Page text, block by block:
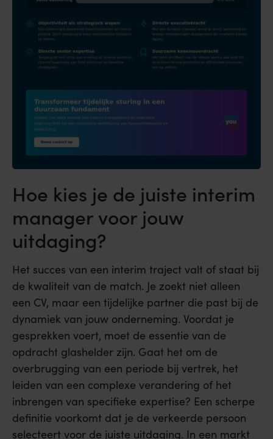
Hoe kies je de juiste interim
manager voor jouw
uitdaging?
Het succes van een interim traject valt of staat bij
de kwaliteit van de match. Je zoekt niet alleen
een CV, maar een tijdelijke partner die past bij de
dynamiek van jouw onderneming. Voordat je
gesprekken voert, moet de essentie van de
opdracht glashelder zijn. Gaat het om de
overbrugging van een periode bij vertrek, het
leiden van een complexe verandering of het
inbrengen van specifieke expertise? Een scherpe
definitie voorkomt dat je de verkeerde persoon
selecteert voor de juiste uitdaging. In een markt